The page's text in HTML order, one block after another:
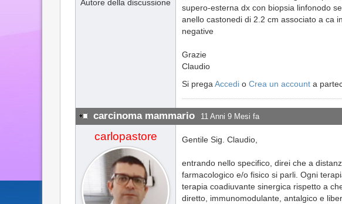
Autore della discussione
supero-esterna dx con biopsia linfonodo
anello castonedi di 2.2 cm associato a ca
negative
Grazie
Claudio
Si prega Accedi o Crea un account a
carcinoma mammario 11 Anni 9 Mesi fa
carlopastore Gentile Sig. Claudio,
entrando nello specifico, direi che a
farmacologico e/o fisico si parli. Ogni
terapia coadiuvante sinergica rispetto a
diretto, immunomodulante, antalgico e